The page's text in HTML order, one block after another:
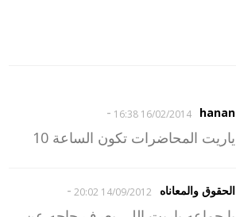
hanan
16/02/2014 16:38
-
ياريت المحاضرات تكون الساعة 10
الحقوق والمعاناه 14/09/2012 20:02
-